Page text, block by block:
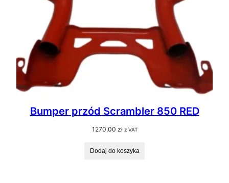
Bumper przód Scrambler 850 RED
1270,00 zł z VAT
Dodaj do koszyka